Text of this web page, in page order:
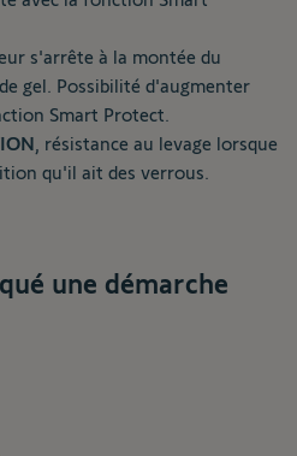
s'arrête à la montée du
gel. Possibilité d'augmenter
Smart Protect.
, résistance au levage lorsque
qu'il ait des verrous.
une démarche